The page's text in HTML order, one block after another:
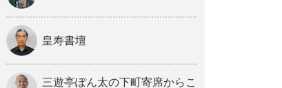
皇寿書壇
三遊亭ぽん太の下町寄席からこ